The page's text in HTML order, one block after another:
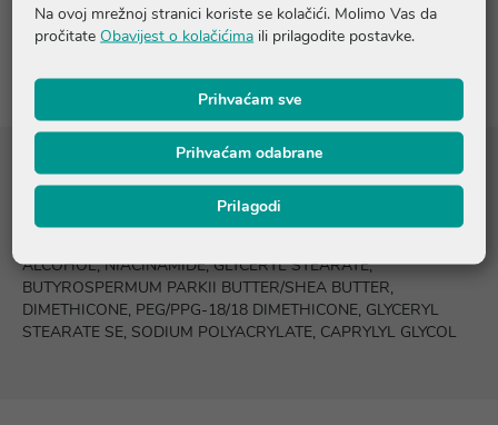
Recenzije (1)
Sastojci
ALCOHOL, NIACINAMIDE, GLYCERYL STEARATE,
BUTYROSPERMUM PARKII BUTTER/SHEA BUTTER,
DIMETHICONE, PEG/PPG-18/18 DIMETHICONE, GLYCERYL
STEARATE SE, SODIUM POLYACRYLATE, CAPRYLYL GLYCOL
Na ovoj mrežnoj stranici koriste se kolačići. Molimo Vas da
pročitate Obavijest o kolačićima ili prilagodite postavke.
Prihvaćam sve
Prihvaćam odabrane
Prilagodi